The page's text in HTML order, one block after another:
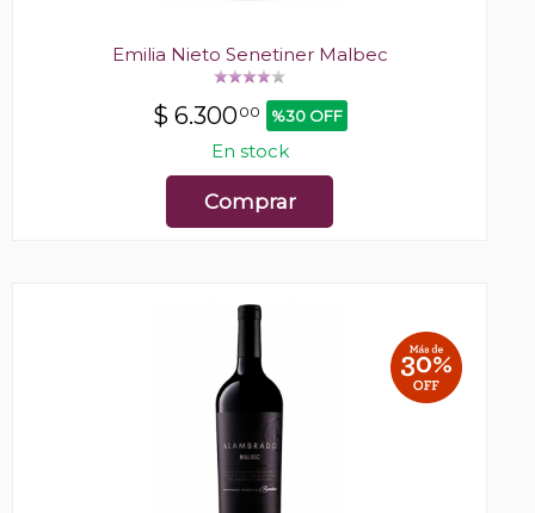
Emilia Nieto Senetiner Malbec
$ 6.30000 %30 OFF
En stock
Comprar